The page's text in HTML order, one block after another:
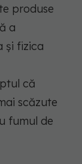
produse
a
și fizica
că
scăzute
fumul de